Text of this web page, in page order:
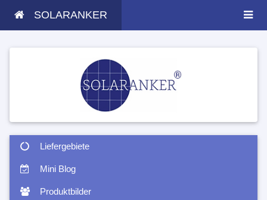
SOLARANKER
Liefergebiete
Mini Blog
Produktbilder